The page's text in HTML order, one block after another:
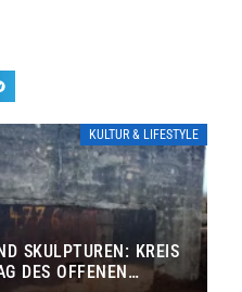
KULTUR & LIFESTYLE
SKULPTUREN: KREIS
DES OFFENEN